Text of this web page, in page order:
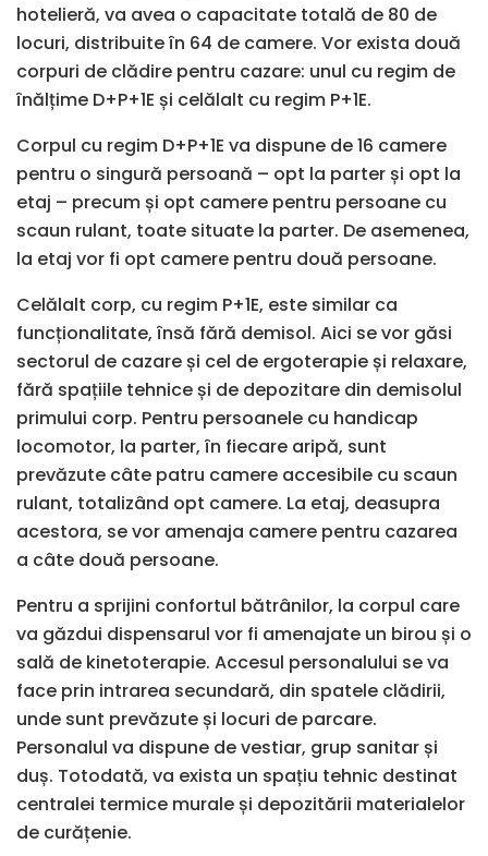
hotelieră, va avea o capacitate totală de 80 de
locuri, distribuite în 64 de camere. Vor exista două
corpuri de clădire pentru cazare: unul cu regim de
înălțime D+P+1E și celălalt cu regim P+1E.
Corpul cu regim D+P+1E va dispune de 16 camere
pentru o singură persoană – opt la parter și opt la
etaj – precum și opt camere pentru persoane cu
scaun rulant, toate situate la parter. De asemenea,
la etaj vor fi opt camere pentru două persoane.
Celălalt corp, cu regim P+1E, este similar ca
funcționalitate, însă fără demisol. Aici se vor găsi
sectorul de cazare și cel de ergoterapie și relaxare,
fără spațiile tehnice și de depozitare din demisolul
primului corp. Pentru persoanele cu handicap
locomotor, la parter, în fiecare aripă, sunt
prevăzute câte patru camere accesibile cu scaun
rulant, totalizând opt camere. La etaj, deasupra
acestora, se vor amenaja camere pentru cazarea
a câte două persoane.
Pentru a sprijini confortul bătrânilor, la corpul care
va găzdui dispensarul vor fi amenajate un birou și o
sală de kinetoterapie. Accesul personalului se va
face prin intrarea secundară, din spatele clădirii,
unde sunt prevăzute și locuri de parcare.
Personalul va dispune de vestiar, grup sanitar și
duș. Totodată, va exista un spațiu tehnic destinat
centralei termice murale și depozitării materialelor
de curățenie.